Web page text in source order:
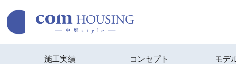
施工実績 コンセプト モデ